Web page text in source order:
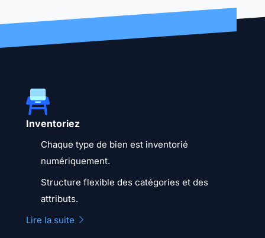
Inventoriez
Chaque type de bien est inventorié
numériquement.
Structure flexible des catégories et des
attributs.
Lire la suite